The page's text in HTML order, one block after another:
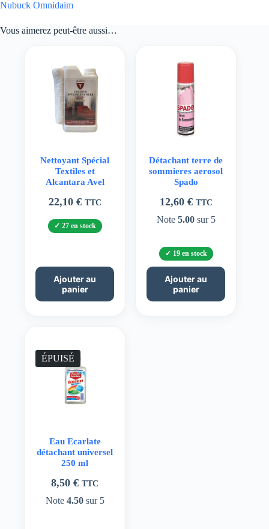
Nubuck Omnidaim
Vous aimerez peut-être aussi…
Nettoyant Spécial
Textiles et
Alcantara Avel
22,10 € TTC
27 en stock
Ajouter au
panier
Détachant terre de
sommieres aerosol
Spado
12,60 € TTC
Note 5.00sur 5
19 en stock
Ajouter au
panier
ÉPUISÉ
Eau Ecarlate
détachant universel
250 ml
8,50€ TTC
Note 4.50sur 5